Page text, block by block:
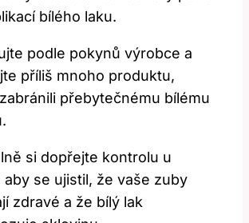
bílého laku.
podle pokynů výrobce ⁣a
příliš mnoho produktu,
přebytečnému⁣ bílému
‍si dopřejte kontrolu ⁣u
aby se ‍ujistil, že vaše⁤ zuby
zdravé a že bílý lak